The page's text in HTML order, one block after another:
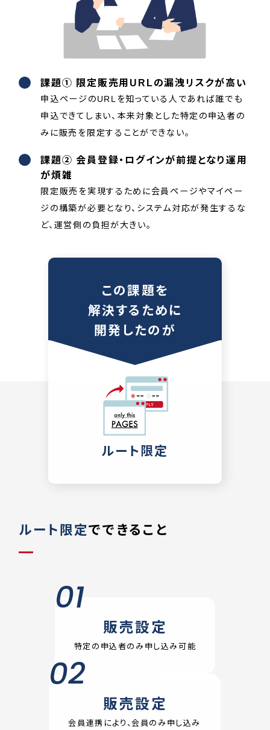
課題① 限定販売用URLの漏洩リスクが高い
申込ページのURLを知っている人であれば誰でも
申込できてしまい、本来対象とした特定の申込者の
みに販売を限定することができない。
課題② 会員登録・ログインが前提となり運用
が煩雑
限定販売を実現するために会員ページやマイペー
ジの構築が必要となり、システム対応が発生するな
ど、運営側の負担が大きい。
この課題を
解決するために
開発したのが
ルート限定
ルート限定でできること
01
販売設定
特定の申込者のみ申し込み可能
02
販売設定
会員連携により、会員のみ申し込み